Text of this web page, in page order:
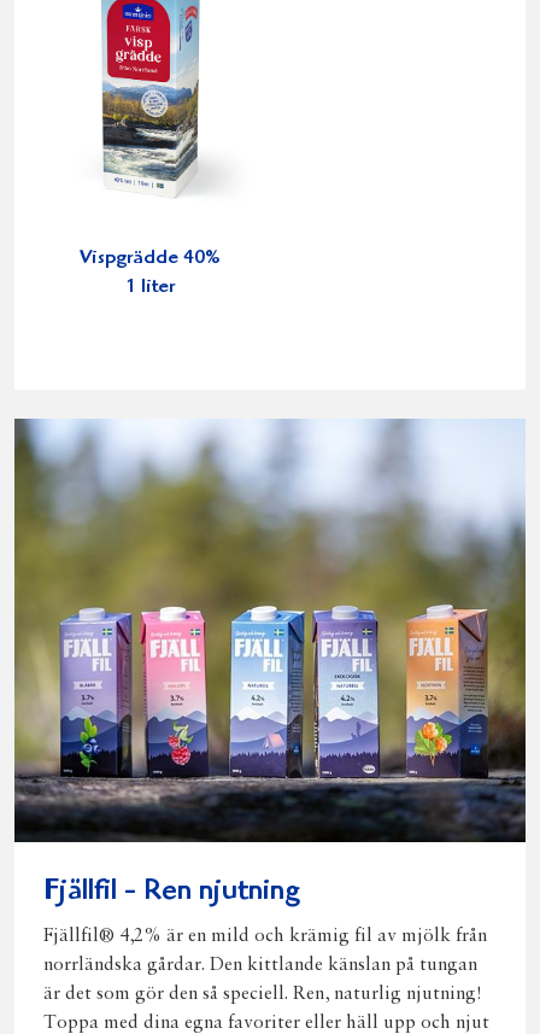
Vispgrädde 40%
1 liter
Fjällfil - Ren njutning
Fjällfil® 4,2% är en mild och krämig fil av mjölk från
norrländska gårdar. Den kittlande känslan på tungan
är det som gör den så speciell. Ren, naturlig njutning!
Toppa med dina egna favoriter eller häll upp och njut